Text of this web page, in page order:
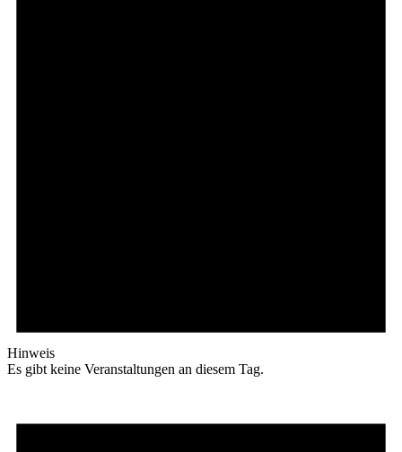
Hinweis
Es gibt keine Veranstaltungen an diesem Tag.